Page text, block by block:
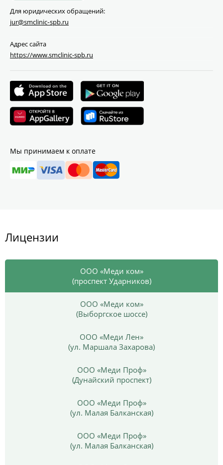
Для юридических обращений:
jur@smclinic‑spb.ru
Адрес сайта
https://www.smclinic-spb.ru
Мы принимаем к оплате
Лицензии
ООО «Меди ком»
(проспект Ударников)
ООО «Меди ком»
(Выборгское шоссе)
ООО «Меди Лен»
(ул. Маршала Захарова)
ООО «Меди Проф»
(Дунайский проспект)
ООО «Меди Проф»
(ул. Малая Балканская)
ООО «Меди Проф»
(ул. Малая Балканская)